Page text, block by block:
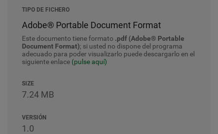
TIPO DE FICHERO
Adobe® Portable Document Format
Este documento tiene formato .pdf (Adobe® Portable
Document Format); si usted no dispone del programa
adecuado para poder visualizarlo puede descargarlo en el
siguiente enlace (pulse aquí)
SIZE
7.24 MB
VERSIÓN
1.0